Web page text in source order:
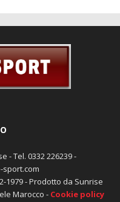
- Tel. 0332 226239 -
1979 - Prodotto da Sunrise
Marocco - Cookie policy